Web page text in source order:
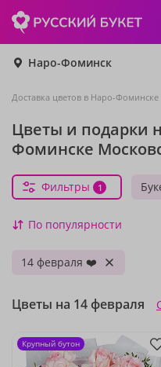
Наро-Фоминск
Доставка цветов в Наро-Фоминске
Цветы и подарки
Фоминске
Фильтры 1
По популярности
14 февраля ❤️
Цветы на 14 февраля
Крупный бутон